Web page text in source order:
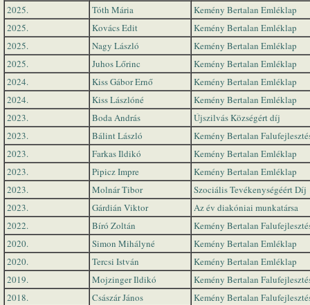
2025.
Tóth Mária
Kemény Bertalan Emléklap
2025.
Kovács Edit
Kemény Bertalan Emléklap
2025.
Nagy László
Kemény Bertalan Emléklap
2025.
Juhos Lőrinc
Kemény Bertalan Emléklap
2024.
Kiss Gábor Ernő
Kemény Bertalan Emléklap
2024.
Kiss Lászlóné
Kemény Bertalan Emléklap
2023.
Boda András
Újszilvás Községért díj
2023.
Bálint László
Kemény Bertalan
2023.
Farkas Ildikó
Kemény Bertalan Emléklap
2023.
Pipicz Impre
Kemény Bertalan Emléklap
2023.
Molnár Tibor
Szociális Tevékenységéért Díj
2023.
Gárdián Viktor
Az év diakóniai munkatársa
2022.
Bíró Zoltán
Kemény Bertalan
2020.
Simon Mihályné
Kemény Bertalan Emléklap
2020.
Tercsi István
Kemény Bertalan Emléklap
2019.
Mojzinger Ildikó
Kemény Bertalan
2018.
Császár János
Kemény Bertalan